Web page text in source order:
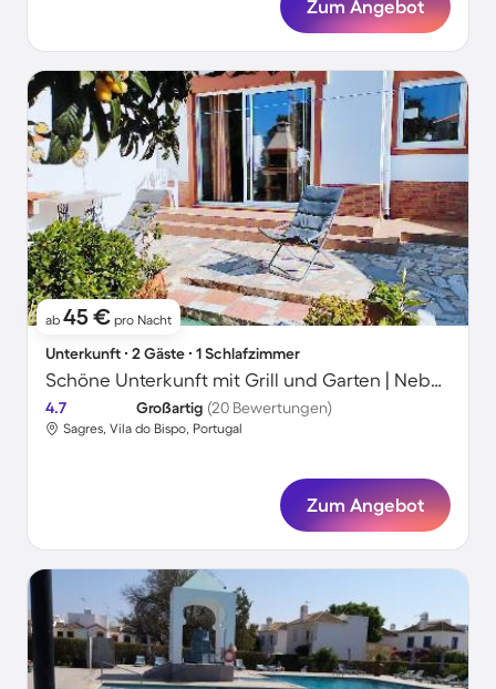
Zum Angebot
ab 45 € pro Nacht
Unterkunft ∙ 2 Gäste ∙ 1 Schlafzimmer
Schöne Unterkunft mit Grill und Garten | Neben dem Strand
4.7 Großartig (20 Bewertungen)
Sagres, Vila do Bispo, Portugal
Zum Angebot